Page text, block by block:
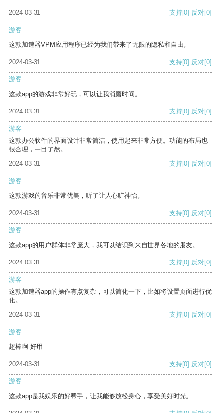
2024-03-31 支持[0] 反对[0]
游客
这款加速器VPM应用程序已经为我们带来了无限的隐私和自由。
2024-03-31 支持[0] 反对[0]
游客
这款app的游戏非常好玩，可以让我消磨时间。
2024-03-31 支持[0] 反对[0]
游客
这款办公软件的界面设计非常简洁，使用起来非常方便。功能的布局也
很合理，一目了然。
2024-03-31
支持[0] 反对[0]
游客
这款游戏的音乐非常优美，听了让人心旷神怡。
2024-03-31 支持[0] 反对[0]
游客
这款app的用户群体非常庞大，我可以结识到来自世界各地的朋友。
2024-03-31 支持[0] 反对[0]
游客
这款加速器app的操作有点复杂，可以简化一下，比如将设置页面进行优
化。
2024-03-31
支持[0] 反对[0]
游客
超棒啊 好用
2024-03-31 支持[0] 反对[0]
游客
这款app是我娱乐的好帮手，让我能够放松身心，享受美好时光。